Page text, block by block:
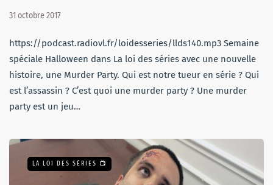
31 octobre 2017
https://podcast.radiovl.fr/loidesseries/llds140.mp3 Semaine
spéciale Halloween dans La loi des séries avec une nouvelle
histoire, une Murder Party. Qui est notre tueur en série ? Qui
est l’assassin ? C’est quoi une murder party ? Une murder
party est un jeu…
LA LOI DES SÉRIES 📺